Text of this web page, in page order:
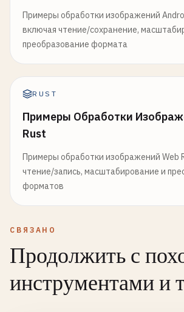
Примеры обработки изображений
включая чтение/сохранение,
преобразование формата
RUST
Примеры Обработки
Rust
Примеры обработки изображений Web
чтение/запись, масштабирование и
форматов
СВЯЗАНО
Продолжить с
инструментами и